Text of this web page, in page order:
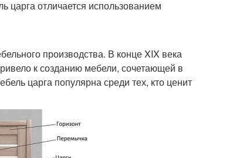
царга отличается использованием
производства. В конце XIX века
к созданию мебели, сочетающей в
царга популярна среди тех, кто ценит